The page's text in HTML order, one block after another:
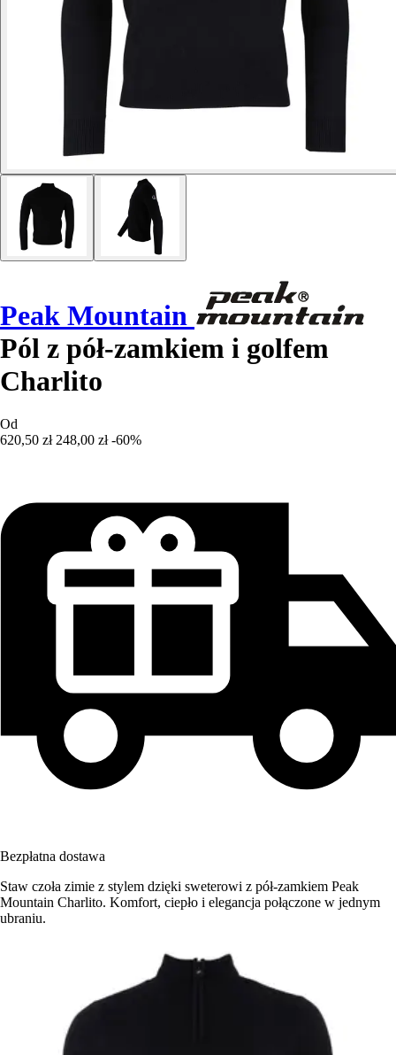
Peak Mountain
Pól z pół-zamkiem i golfem
Charlito
Od
620,50 zł 248,00 zł -60%
Bezpłatna dostawa
Staw czoła zimie z stylem dzięki sweterowi z pół-zamkiem Peak
Mountain Charlito. Komfort, ciepło i elegancja połączone w jednym
ubraniu.